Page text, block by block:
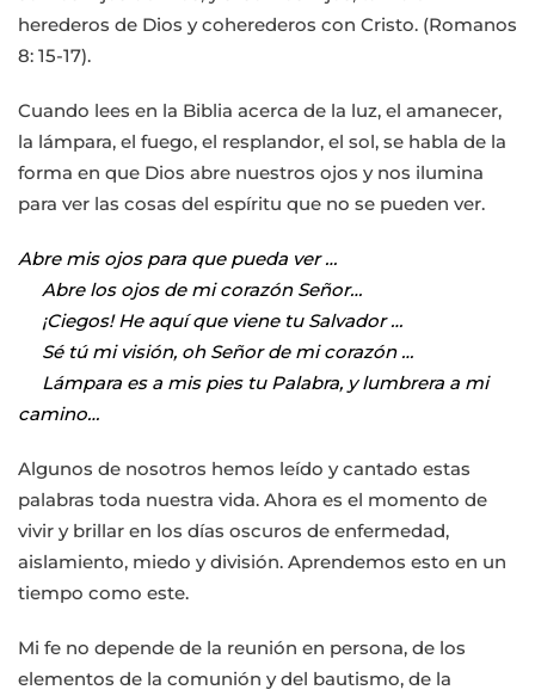
herederos de Dios y coherederos con Cristo. (Romanos
8: 15-17).
Cuando lees en la Biblia acerca de la luz, el amanecer,
la lámpara, el fuego, el resplandor, el sol, se habla de la
forma en que Dios abre nuestros ojos y nos ilumina
para ver las cosas del espíritu que no se pueden ver.
Abre mis ojos para que pueda ver …
Abre los ojos de mi corazón Señor…
¡Ciegos! He aquí que viene tu Salvador …
Sé tú mi visión, oh Señor de mi corazón …
Lámpara es a mis pies tu Palabra, y lumbrera a mi
camino…
Algunos de nosotros hemos leído y cantado estas
palabras toda nuestra vida. Ahora es el momento de
vivir y brillar en los días oscuros de enfermedad,
aislamiento, miedo y división. Aprendemos esto en un
tiempo como este.
Mi fe no depende de la reunión en persona, de los
elementos de la comunión y del bautismo, de la